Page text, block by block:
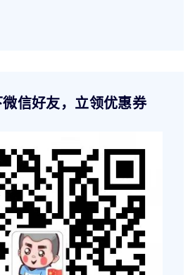
信好友，立领优惠券